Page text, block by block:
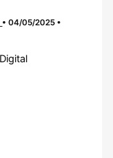
•04/05/2025 •